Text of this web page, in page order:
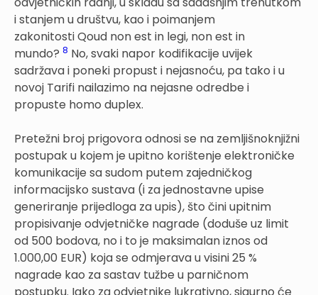
i stanjem u društvu, kao i poimanjem
zakonitosti Qoud non est in legi, non est in
mundo? 8 No, svaki napor kodifikacije uvijek
sadržava i poneki propust i nejasnoću, pa tako i u
novoj Tarifi nailazimo na nejasne odredbe i
propuste homo duplex.
Pretežni broj prigovora odnosi se na zemljišnoknjižni
postupak u kojem je upitno korištenje elektroničke
komunikacije sa sudom putem zajedničkog
informacijsko sustava (i za jednostavne upise
generiranje prijedloga za upis), što čini upitnim
propisivanje odvjetničke nagrade (doduše uz limit
od 500 bodova, no i to je maksimalan iznos od
1.000,00 EUR) koja se odmjerava u visini 25 %
nagrade kao za sastav tužbe u parničnom
postupku. Iako za odvjetnike lukrativno, sigurno će